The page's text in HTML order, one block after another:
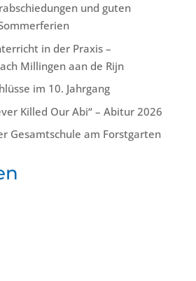
und guten
in der Praxis –
Millingen aan de Rijn
im 10. Jahrgang
Killed Our Abi“ – Abitur 2026
Gesamtschule am Forstgarten